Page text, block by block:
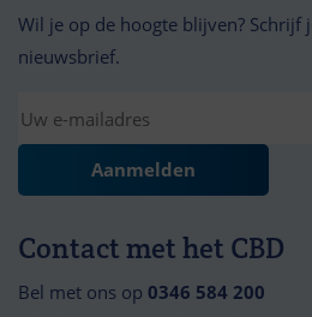
Wil je op de hoogte blijven? Schrijf
nieuwsbrief.
Contact met het CBD
Bel met ons op 0346 584 200